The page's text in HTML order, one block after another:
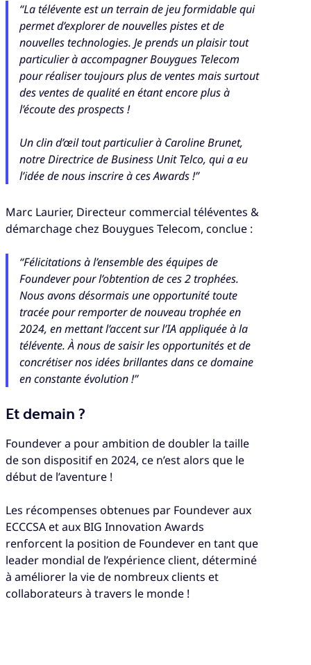
“La télévente est un terrain de jeu formidable qui
permet d’explorer de nouvelles pistes et de
nouvelles technologies. Je prends un plaisir tout
particulier à accompagner Bouygues Telecom
pour réaliser toujours plus de ventes mais surtout
des ventes de qualité en étant encore plus à
l’écoute des prospects !
Un clin d’œil tout particulier à Caroline Brunet,
notre Directrice de Business Unit Telco, qui a eu
l’idée de nous inscrire à ces Awards !”
Marc Laurier, Directeur commercial téléventes &
démarchage chez Bouygues Telecom, conclue :
“Félicitations à l’ensemble des équipes de
Foundever pour l’obtention de ces 2 trophées.
Nous avons désormais une opportunité toute
tracée pour remporter de nouveau trophée en
2024, en mettant l’accent sur l’IA appliquée à la
télévente. À nous de saisir les opportunités et de
concrétiser nos idées brillantes dans ce domaine
en constante évolution !”
Et demain ?
Foundever a pour ambition de doubler la taille
de son dispositif en 2024, ce n’est alors que le
début de l’aventure !
Les récompenses obtenues par Foundever aux
ECCCSA et aux BIG Innovation Awards
renforcent la position de Foundever en tant que
leader mondial de l’expérience client, déterminé
à améliorer la vie de nombreux clients et
collaborateurs à travers le monde !